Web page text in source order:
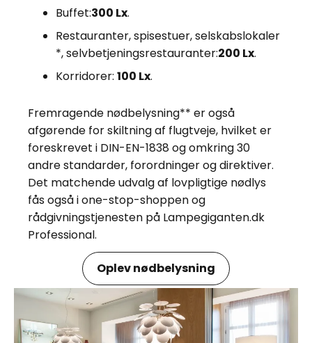
Buffet:300 Lx.
Restauranter, spisestuer, selskabslokaler
*, selvbetjeningsrestauranter:200 Lx.
Korridorer:100 Lx.
Fremragende nødbelysning** er også
afgørende for skiltning af flugtveje, hvilket er
foreskrevet i DIN-EN-1838 og omkring 30
andre standarder, forordninger og direktiver.
Det matchende udvalg af lovpligtige nødlys
fås også i one-stop-shoppen og
rådgivningstjenesten på Lampegiganten.dk
Professional.
Oplev nødbelysning